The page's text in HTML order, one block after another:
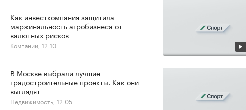
Как инвесткомпания защитила
маржинальность агробизнеса от
валютных рисков
Компании, 12:10
В Москве выбрали лучшие
градостроительные проекты. Как они
выглядят
Недвижимость, 12:05